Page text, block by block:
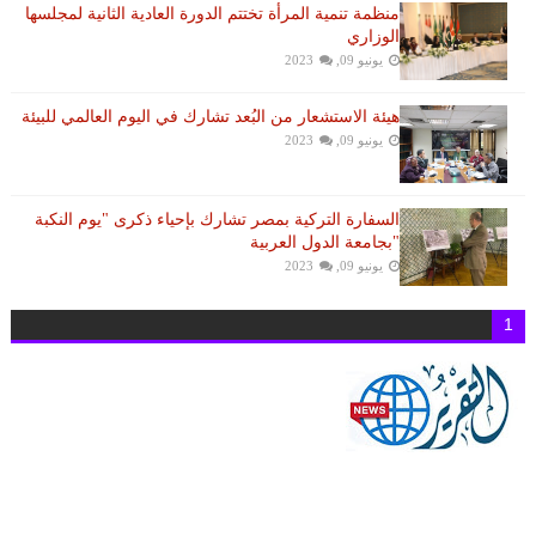
منظمة تنمية المرأة تختتم الدورة العادية الثانية لمجلسها
الوزاري
يونيو 09, 2023
هيئة الاستشعار من البُعد تشارك في اليوم العالمي للبيئة
يونيو 09, 2023
السفارة التركية بمصر تشارك بإحياء ذكرى "يوم النكبة
"بجامعة الدول العربية
يونيو 09, 2023
1